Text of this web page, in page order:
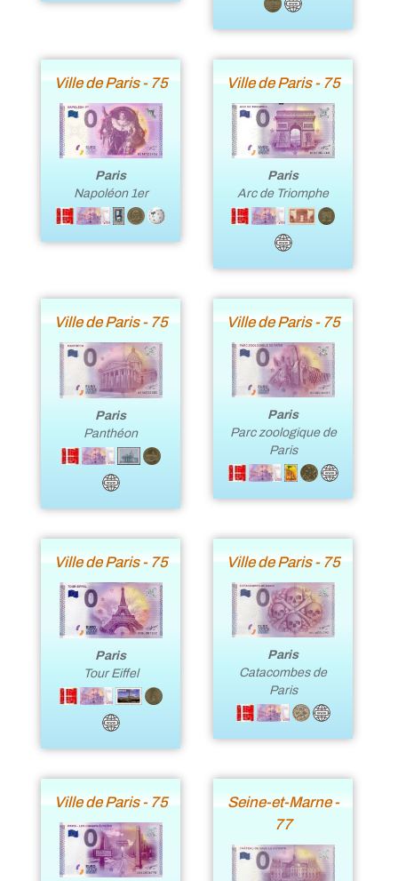
Ville de Paris - 75
Paris
Napoléon 1er
Ville de Paris - 75
Paris
Arc de Triomphe
Ville de Paris - 75
Paris
Panthéon
Ville de Paris - 75
Paris
Parc zoologique de
Paris
Ville de Paris - 75
Paris
Tour Eiffel
Ville de Paris - 75
Paris
Catacombes de
Paris
Ville de Paris - 75
Seine-et-Marne -
77